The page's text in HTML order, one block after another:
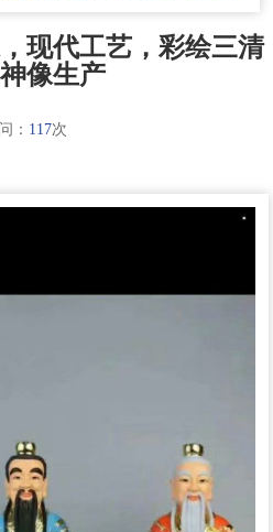
现代工艺，彩绘三清
像生产
： 117次